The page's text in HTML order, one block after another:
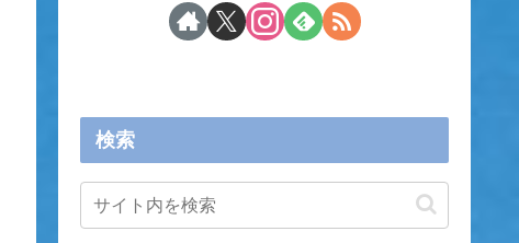
検索